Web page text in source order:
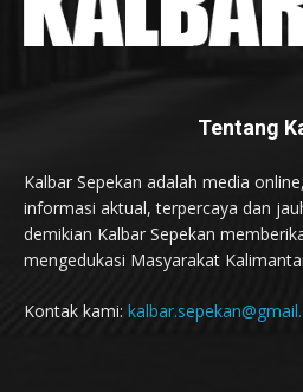
Tentang
Kalbar Sepekan adalah media
informasi aktual, terpercaya dan
demikian Kalbar Sepekan
mengedukasi Masyarakat
Kontak kami: